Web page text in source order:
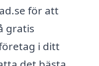
för att
gratis
i ditt